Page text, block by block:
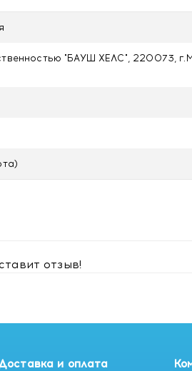
грудью, нарушение
при температуре не выше +25
"БАУШ ХЕЛС", 220073,
отзыв!
и оплата